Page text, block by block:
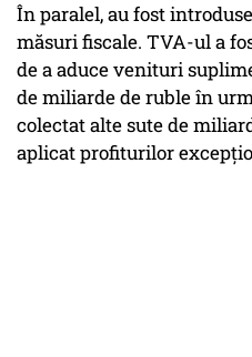
În paralel, au fost
măsuri fiscale. TVA-ul a
de a aduce venituri
de miliarde de ruble în
colectat alte sute de
aplicat profiturilor